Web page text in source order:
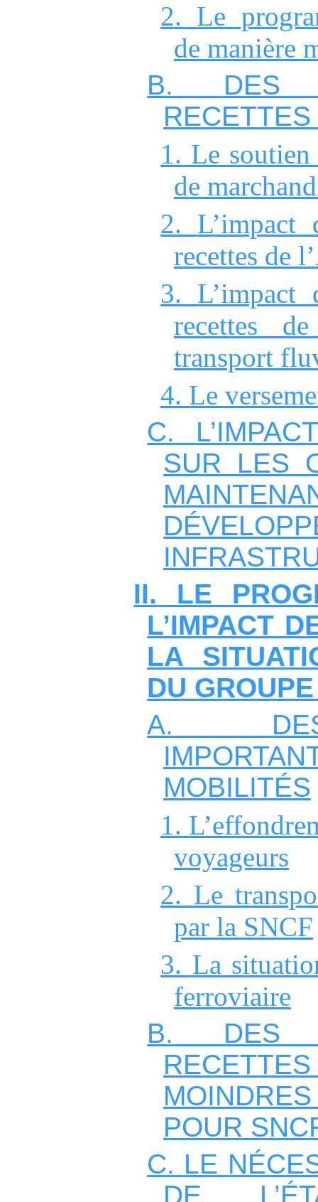
2. Le
de manière
B.
DES
RECETTES
1. Le
de
2. L
recettes de
3. L
recettes
transport
4. Le
C.
SUR LES
II.
LE
L’IMPACT
LA
DU
A.
MOBILITÉS
1.
voyageurs
2. Le
par la SNCF
3. La
ferroviaire
B.
DES
POUR
C. LE
DE L’É